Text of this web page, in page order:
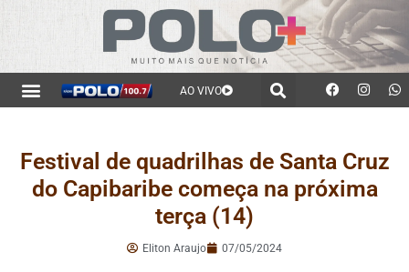
AO VIVO
Festival de quadrilhas de Santa Cruz
do Capibaribe começa na próxima
terça (14)
Eliton Araujo 07/05/2024